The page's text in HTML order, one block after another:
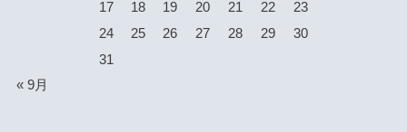
17
18 19 20 21 22
23
24
25 26 27 28 29
30
31
« 9月